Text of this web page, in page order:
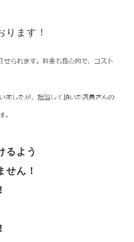
ります！
るよう
せん！